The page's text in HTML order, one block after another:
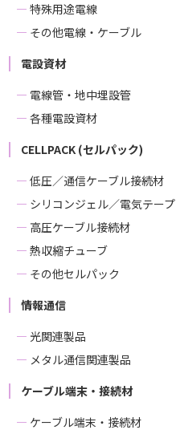
特殊用途電線
その他電線・ケーブル
電設資材
電線管・地中埋設管
各種電設資材
CELLPACK (セルパック)
低圧／通信ケーブル接続材
シリコンジェル／電気テープ
高圧ケーブル接続材
熱収縮チューブ
その他セルパック
情報通信
光関連製品
メタル通信関連製品
ケーブル端末・接続材
ケーブル端末・接続材